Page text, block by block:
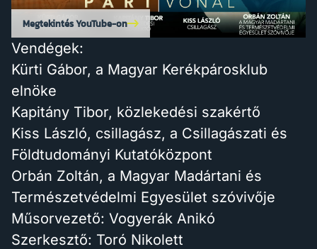
Megtekintés YouTube-on
Vendégek:
Kürti Gábor, a Magyar Kerékpárosklub
elnöke
Kapitány Tibor, közlekedési szakértő
Kiss László, csillagász, a Csillagászati és
Földtudományi Kutatóközpont
Orbán Zoltán, a Magyar Madártani és
Természetvédelmi Egyesület szóvivője
Műsorvezető: Vogyerák Anikó
Szerkesztő: Toró Nikolett